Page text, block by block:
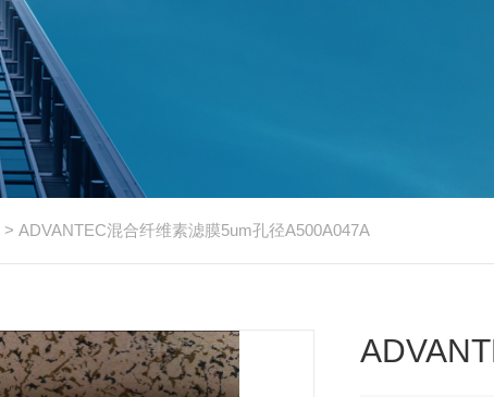
> ADVANTEC混合纤维素滤膜5um孔径A500A047A